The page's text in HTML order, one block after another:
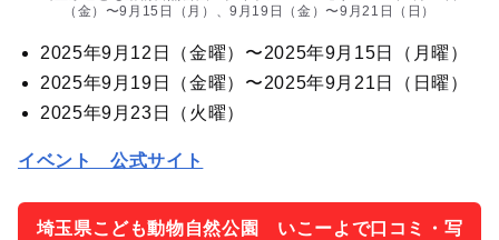
（金）〜9月15日（月）、9月19日（金）〜9月21日（日）
2025年9月12日（金曜）〜2025年9月15日（月曜）
2025年9月19日（金曜）〜2025年9月21日（日曜）
2025年9月23日（火曜）
イベント 公式サイト
埼玉県こども動物自然公園 いこーよで口コミ・写